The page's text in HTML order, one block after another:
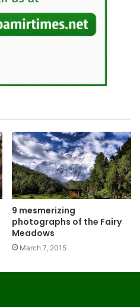
9 mesmerizing
photographs of the Fairy
Meadows
March 7, 2015